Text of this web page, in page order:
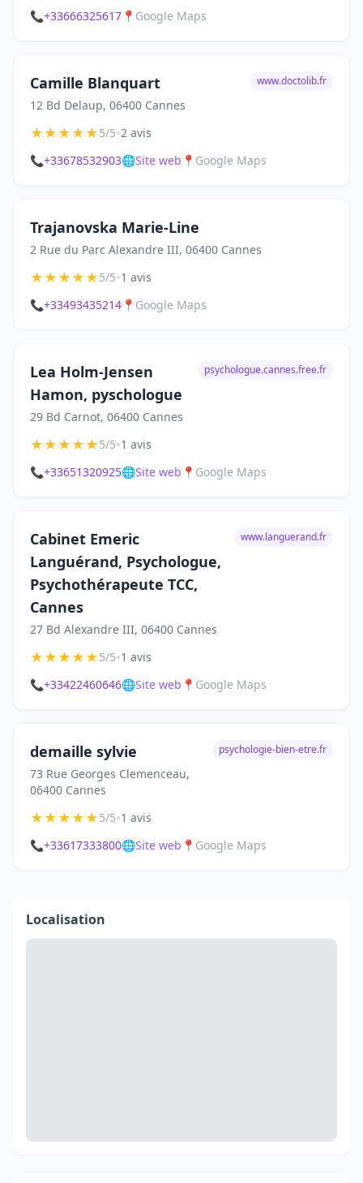
📞+33666325617 📍 Google Maps
Camille Blanquart
12 Bd Delaup, 06400 Cannes
www.doctolib.fr
★★★★★5/5•2 avis
📞+33678532903🌐Site web 📍 Google Maps
Trajanovska Marie-Line
2 Rue du Parc Alexandre III, 06400 Cannes
★★★★★5/5•1 avis
📞+33493435214 📍 Google Maps
Lea Holm-Jensen
Hamon, pyschologue
29 Bd Carnot, 06400 Cannes
psychologue.cannes.free.fr
★★★★★5/5•1 avis
📞+33651320925🌐Site web 📍 Google Maps
Cabinet Emeric
Languérand, Psychologue,
Psychothérapeute TCC,
Cannes
27 Bd Alexandre III, 06400 Cannes
www.languerand.fr
★★★★★5/5•1 avis
📞+33422460646🌐Site web 📍 Google Maps
demaille sylvie
73 Rue Georges Clemenceau,
06400 Cannes
psychologie-bien-etre.fr
★★★★★5/5•1 avis
📞+33617333800🌐Site web 📍 Google Maps
Localisation